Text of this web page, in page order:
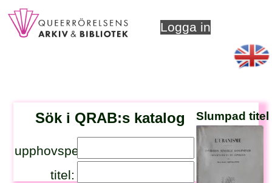
Logga in
Sök i QRAB:s katalog
upphovsperson:
titel:
Slumpad titel